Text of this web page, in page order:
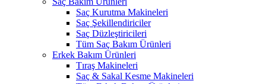
Saç Kurutma Makineleri
Saç Şekillendiriciler
Saç Düzleştiricileri
Tüm Saç Bakım Ürünleri
Erkek Bakım Ürünleri
Tıraş Makineleri
Saç & Sakal Kesme Makineleri